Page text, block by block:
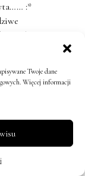
Twoje dane
Więcej informacji
:*
z Tobą
wyszła